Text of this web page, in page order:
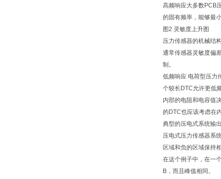
高频响应大多数PCB
的固有频率，能够最
图2 灵敏度上升图
压力传感器的机械结
通常传感器灵敏度偏
制。
低频响应 电荷型压力
个较长DTC允许更低
内部的电阻和电容值
的DTC也应该考虑在
典型的压电式系统输
压电式压力传感器系
区域和负的区域保持
在这个例子中，在一
B，而且峰值相同。